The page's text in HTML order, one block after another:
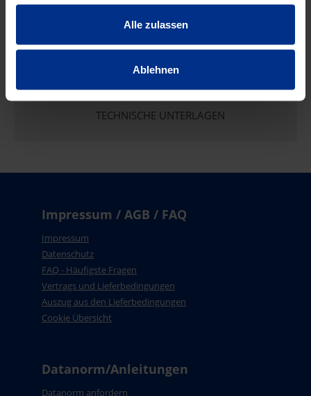
gesammelt haben.
Alle zulassen
Ablehnen
TECHNISCHE UNTERLAGEN
Impressum / AGB / FAQ
Impressum
Datenschutz
FAQ - Häufigste Fragen
Vertrags und Lieferbedingungen
Auszug aus den Lieferbedingungen
Cookie Übersicht
Datanorm/Anleitungen
Datanorm anfordern